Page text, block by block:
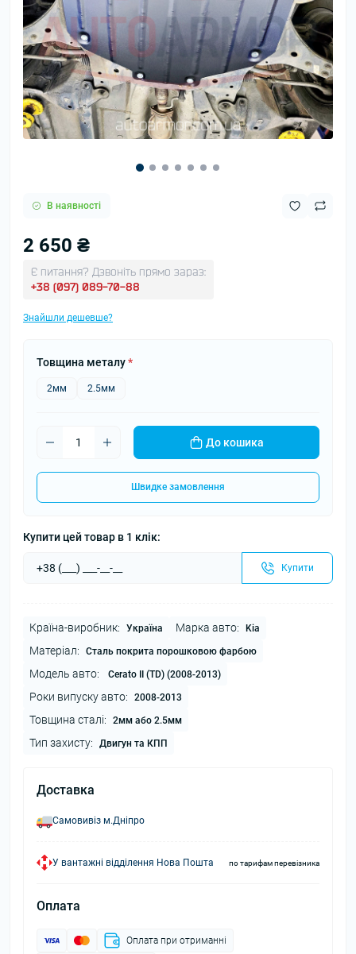
В наявності
2 650 ₴
Є питання? Дзвоніть прямо зараз:
+38 (097) 089-70-88
Знайшли дешевше?
Товщина металу*
2мм 2.5мм
До кошика
Швидке замовлення
Купити цей товар в 1 клік:
Купити
Країна-виробник: Україна Марка авто: Kia
Матеріал: Сталь покрита порошковою фарбою
Модель авто: Cerato II (TD) (2008-2013)
Роки випуску авто: 2008-2013
Товщина сталі: 2мм або 2.5мм
Тип захисту: Двигун та КПП
Доставка
Самовивіз м.Дніпро
У вантажні відділення Нова Пошта по тарифам перевізника
Оплата
Оплата при отриманні